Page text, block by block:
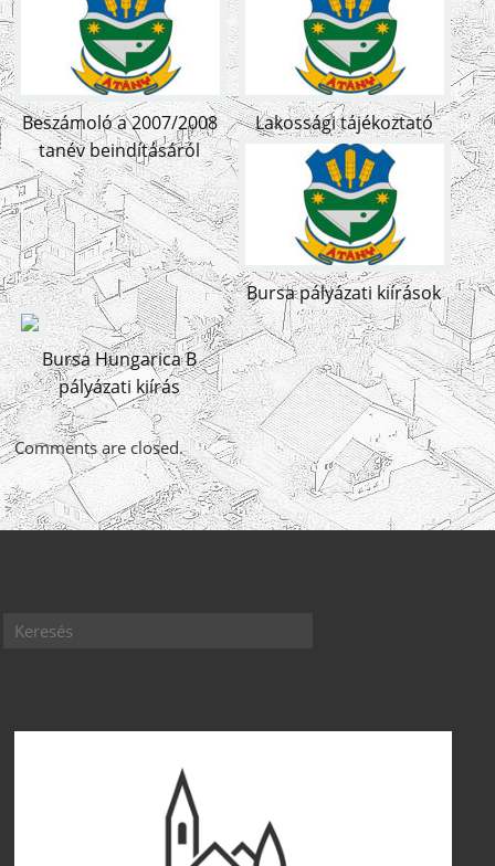
Beszámoló a 2007/2008
tanév beindításáról
Lakossági tájékoztató
Bursa pályázati kiírások
Bursa Hungarica B
pályázati kiírás
Comments are closed.